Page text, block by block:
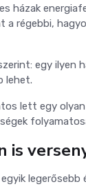
házak
a régebbi,
egy ilyen
lehet.
lett egy
is